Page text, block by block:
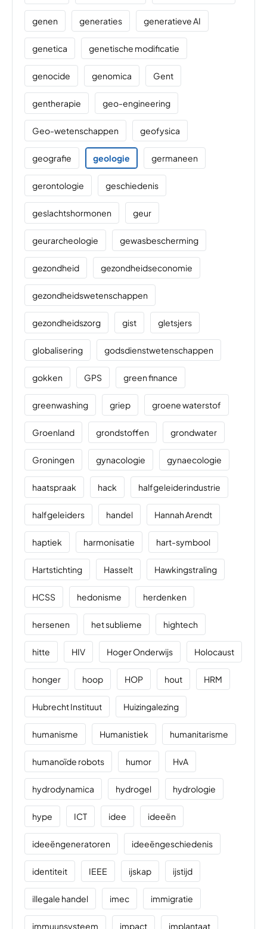
genen generaties generatieve AI
genetica genetische modificatie
genocide genomica Gent
gentherapie geo-engineering
Geo-wetenschappen geofysica
geografie geologie germaneen
gerontologie geschiedenis
geslachtshormonen geur
geurarcheologie gewasbescherming
gezondheid gezondheidseconomie
gezondheidswetenschappen
gezondheidszorg gist gletsjers
globalisering godsdienstwetenschappen
gokken GPS green finance
greenwashing griep groene waterstof
Groenland grondstoffen grondwater
Groningen gynacologie gynaecologie
haatspraak hack halfgeleiderindustrie
halfgeleiders handel Hannah Arendt
haptiek harmonisatie hart-symbool
Hartstichting Hasselt Hawkingstraling
HCSS hedonisme herdenken
hersenen het sublieme hightech
hitte HIV Hoger Onderwijs Holocaust
honger hoop HOP hout HRM
Hubrecht Instituut Huizingalezing
humanisme Humanistiek humanitarisme
humanoïde robots humor HvA
hydrodynamica hydrogel hydrologie
hype ICT idee ideeën
ideeëngeneratoren ideeëngeschiedenis
identiteit IEEE ijskap ijstijd
illegale handel imec immigratie
immuunsysteem impact implantaat